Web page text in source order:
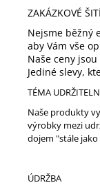
ZAKÁZKOVÉ
Nejsme běžný
aby Vám vše
Naše ceny
Jediné slevy,
TÉMA
Naše produkty
výrobky mezi
dojem "stále
ÚDRŽBA